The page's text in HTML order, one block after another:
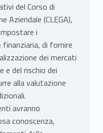
del Corso di
Aziendale (CLEGA),
i
di fornire
dei mercati
e del rischio dei
alla valutazione
avranno
conoscenza,